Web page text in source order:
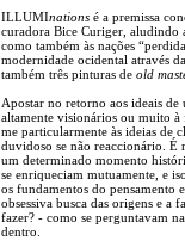
ILLUMInations é a premissa
curadora Bice Curiger, aludindo
como também às nações
modernidade ocidental através
também três pinturas de old
Apostar no retorno aos ideais de
altamente visionários ou muito
me particularmente às ideias de
duvidoso se não reaccionário. É
um determinado momento
se enriqueciam mutuamente, e
os fundamentos do pensamento
obsessiva busca das origens e
fazer? - como se perguntavam
dentro.